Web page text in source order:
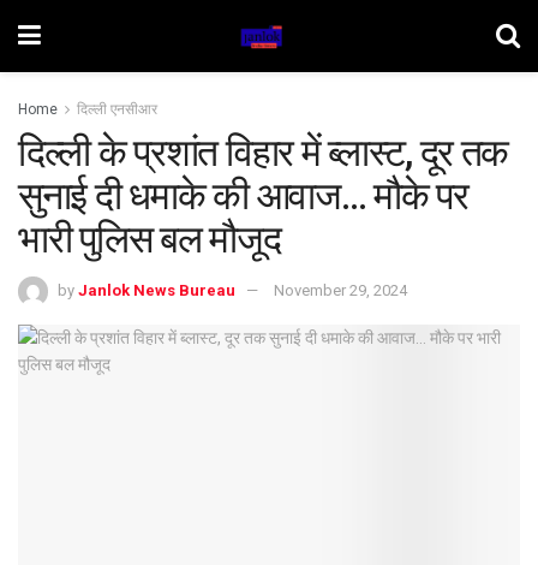
Home दिल्ली एनसीआर
दिल्ली के प्रशांत विहार में ब्लास्ट, दूर तक
सुनाई दी धमाके की आवाज… मौके पर
भारी पुलिस बल मौजूद
by Janlok News Bureau November 29, 2024